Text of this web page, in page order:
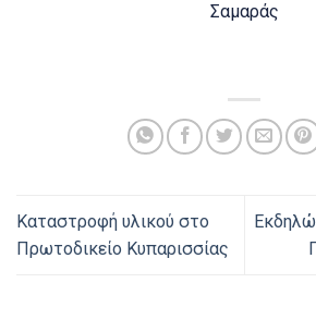
Σαμαράς
Καταστροφή υλικού στο
Πρωτοδικείο Κυπαρισσίας